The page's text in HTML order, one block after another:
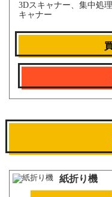
3Dスキャナー、集中処
キャナー
紙折り機